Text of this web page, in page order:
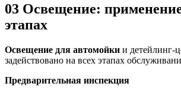
03 Освещение:
этапах
Освещение для автомойки и детейлинг-
задействовано на всех этапах
Предварительная инспекция